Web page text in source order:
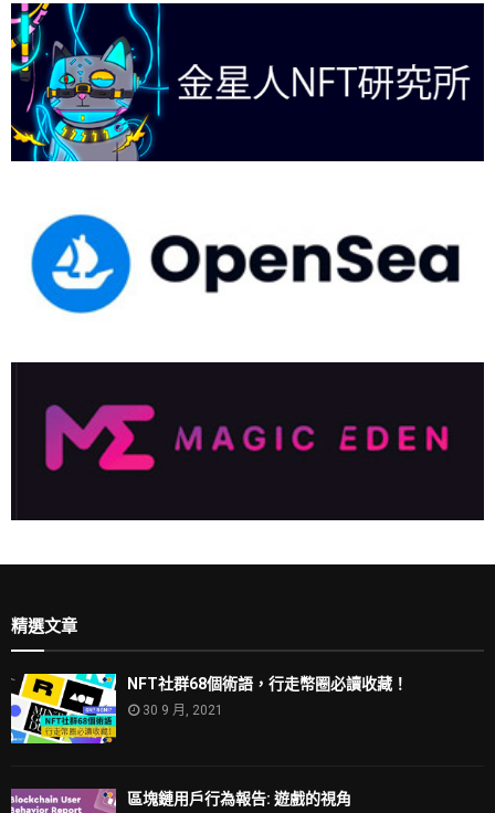
精選文章
NFT社群68個術語，行走幣圈必讀收藏！
30 9 月, 2021
區塊鏈用戶行為報告: 遊戲的視角